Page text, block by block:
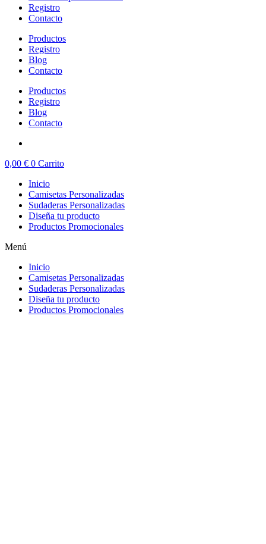
Registro
Contacto
Productos
Registro
Blog
Contacto
Productos
Registro
Blog
Contacto
0,00 € 0 Carrito
Inicio
Camisetas Personalizadas
Sudaderas Personalizadas
Diseña tu producto
Productos Promocionales
Menú
Inicio
Camisetas Personalizadas
Sudaderas Personalizadas
Diseña tu producto
Productos Promocionales